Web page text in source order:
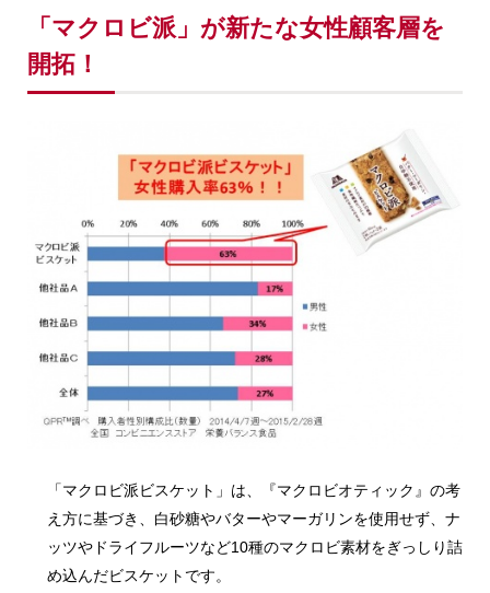
「マクロビ派」が新たな女性顧客層を
開拓！
「マクロビ派ビスケット」は、『マクロビオティック』の考
え方に基づき、白砂糖やバターやマーガリンを使用せず、ナ
ッツやドライフルーツなど10種のマクロビ素材をぎっしり詰
め込んだビスケットです。